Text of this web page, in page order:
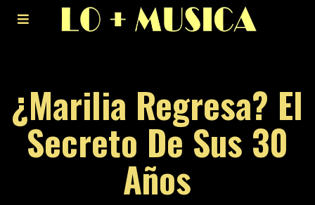
¿Marilia Regresa? El
Secreto De Sus 30
Años